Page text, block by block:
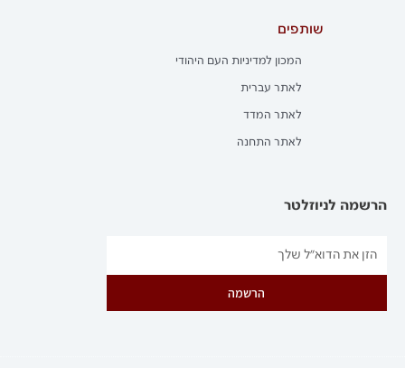
שותפים
המכון למדיניות העם היהודי
לאתר עברית
לאתר המדד
לאתר התחנה
הרשמה לניוזלטר
הרשמה